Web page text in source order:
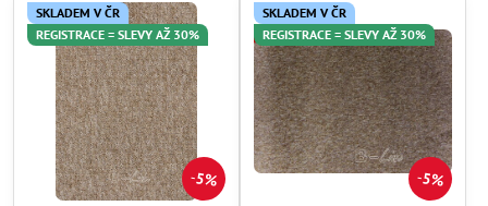
5%
SKLADEM V ČR
REGISTRACE = SLEVY AŽ 30%
5%
SKLADEM V ČR
REGISTRACE = SLEVY AŽ 30%